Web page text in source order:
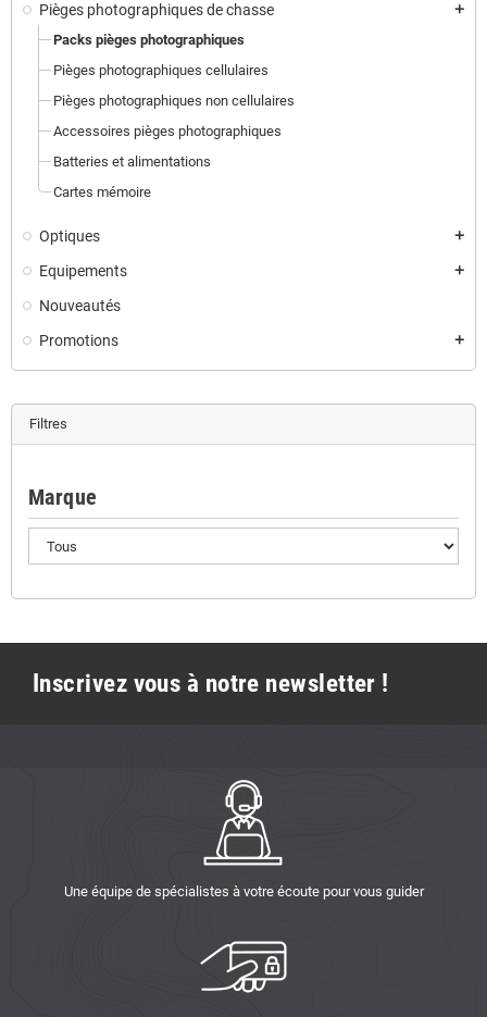
Pièges photographiques de chasse add
Packs pièges photographiques
Pièges photographiques cellulaires
Pièges photographiques non cellulaires
Accessoires pièges photographiques
Batteries et alimentations
Cartes mémoire
Optiques add
Equipements add
Nouveautés
Promotions
add
Filtres
Marque
Inscrivez vous à notre newsletter !
Une équipe de spécialistes à votre écoute pour vous guider